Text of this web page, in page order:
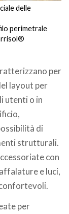
delle
perimetrale
per
layout per
utenti o in
di
strutturali.
con
e luci,
per